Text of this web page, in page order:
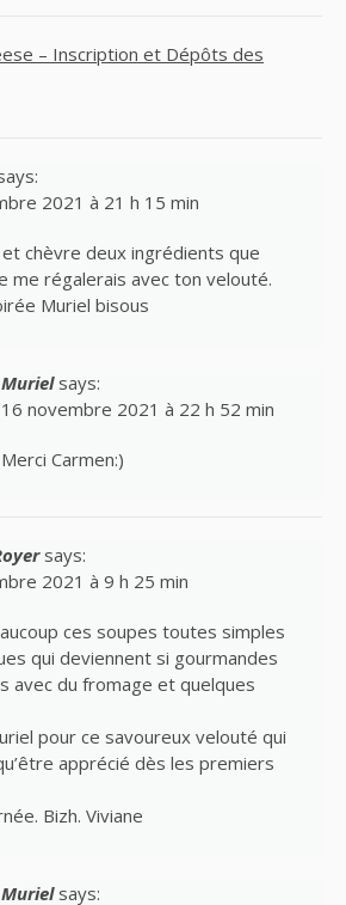
– Inscription et Dépôts des
2021 à 21 h 15 min
chèvre deux ingrédients que
me régalerais avec ton velouté.
Muriel bisous
Muriel says:
16 novembre 2021 à 22 h 52 min
Merci Carmen:)
says:
2021 à 9 h 25 min
ces soupes toutes simples
qui deviennent si gourmandes
avec du fromage et quelques
pour ce savoureux velouté qui
apprécié dès les premiers
Bizh. Viviane
Muriel says: